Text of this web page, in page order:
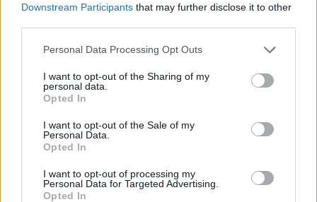
Downstream Participants that may further disclose it to other
Please note that this website/app uses one or more Google
not limited to your visit or usage behaviour. You may click to
grant or deny consent to Google and its third-party tags to
use your data for below specified purposes in below Google
consent section.
Personal Data Processing Opt Outs
I want to opt-out of the Sharing of my
personal data.
Opted In
I want to opt-out of the Sale of my
Personal Data.
Opted In
I want to opt-out of processing my
Personal Data for Targeted Advertising.
Opted In